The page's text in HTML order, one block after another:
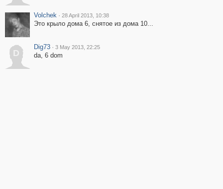
Volchek · 28 April 2013, 10:38
Это крыло дома 6, снятое из дома 10...
D
Dig73 · 3 May 2013, 22:25
da, 6 dom